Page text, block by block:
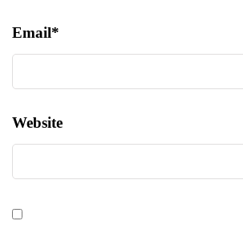
Email*
Website